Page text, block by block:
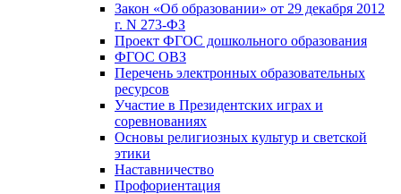
Закон «Об образовании» от 29 декабря 2012
г. N 273-ФЗ
Проект ФГОС дошкольного образования
ФГОС ОВЗ
Перечень электронных образовательных
ресурсов
Участие в Президентских играх и
соревнованиях
Основы религиозных культур и светской
этики
Наставничество
Профориентация